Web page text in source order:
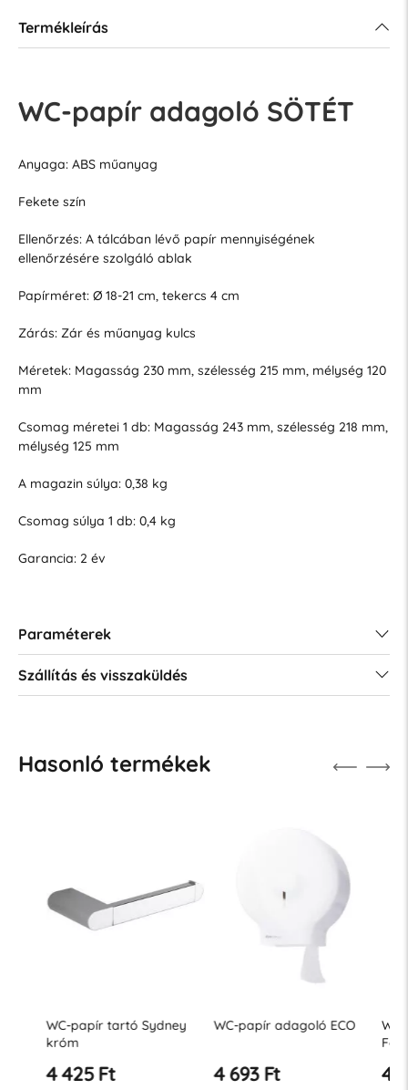
Termékleírás
WC-papír adagoló SÖTÉT
Anyaga: ABS műanyag
Fekete szín
Ellenőrzés: A tálcában lévő papír mennyiségének
ellenőrzésére szolgáló ablak
Papírméret: Ø 18-21 cm, tekercs 4 cm
Zárás: Zár és műanyag kulcs
Méretek: Magasság 230 mm, szélesség 215 mm, mélység 120
mm
Csomag méretei 1 db: Magasság 243 mm, szélesség 218 mm,
mélység 125 mm
A magazin súlya: 0,38 kg
Csomag súlya 1 db: 0,4 kg
Garancia: 2 év
Paraméterek
Szállítás és visszaküldés
Hasonló termékek
WC-papír tartó Sydney
króm
4 425 Ft
WC-papír adagoló ECO
4 693 Ft
WC-
Fekete
4 693